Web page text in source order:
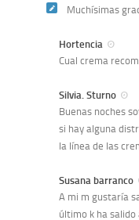
Muchísimas
Hortencia
Cual crema
Silvia. Sturno
Buenas noches
si hay alguna
la línea de las
Susana barranco
A mi m gustaría
último k ha